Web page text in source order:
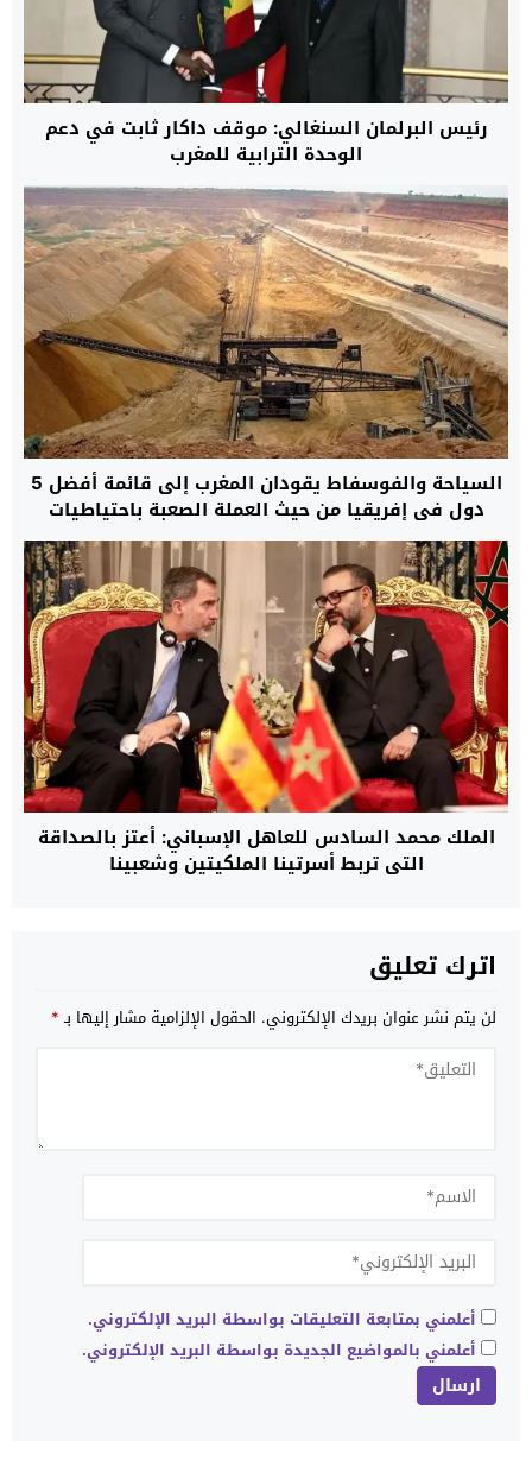
رئيس البرلمان السنغالي: موقف داكار ثابت في دعم
الوحدة الترابية للمغرب
السياحة والفوسفاط يقودان المغرب إلى قائمة أفضل 5
دول في إفريقيا من حيث العملة الصعبة باحتياطيات
قياسية بلغت 48,6 مليار دولار
الملك محمد السادس للعاهل الإسباني: أعتز بالصداقة
التي تربط أسرتينا الملكيتين وشعبينا
اترك تعليق
لن يتم نشر عنوان بريدك الإلكتروني. الحقول الإلزامية مشار إليها بـ*
أعلمني بمتابعة التعليقات بواسطة البريد الإلكتروني.
أعلمني بالمواضيع الجديدة بواسطة البريد الإلكتروني.